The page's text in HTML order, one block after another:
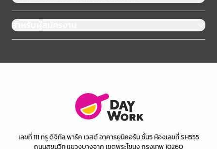
สำหรับผู้สมัครงาน
เลขที่ 111 ทรู ดิจิทัล พาร์ค เวสต์ อาคารยูนิคอร์น ชั้น5 ห้องเลขที่ SH555
ถนนสุขุมวิท แขวงบางจาก เขตพระโขนง กรุงเทพ 10260